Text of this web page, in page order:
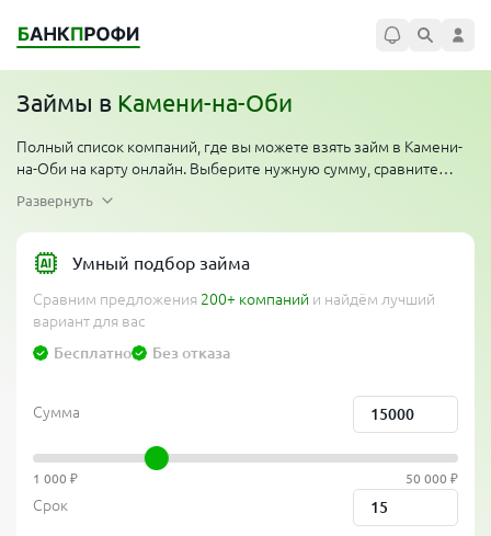
Займы в Камени-на-Оби
Полный список компаний, где вы можете взять займ в Камени-
на-Оби на карту онлайн. Выберите нужную сумму, сравните
без процентов для новых клиентов. Компании работают
круглосуточно по всему региону, одобряют займ денег
мгновенно, перевод на карту за 5 минут. Сравни банки и выбери
лучшее предложение от официальных компаний без проверки
кредитной истории, без отказов и без справок.
Развернуть
Умный подбор займа
Сравним предложения 200+ компаний и найдём лучший
вариант для вас
Бесплатно
Без отказа
Сумма
1 000 ₽ 50 000 ₽
Срок